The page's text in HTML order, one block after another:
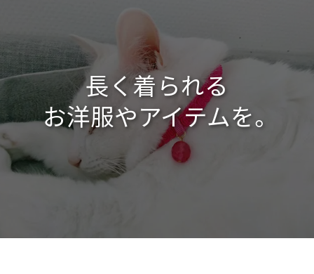
長く着られる
お洋服やアイテムを。